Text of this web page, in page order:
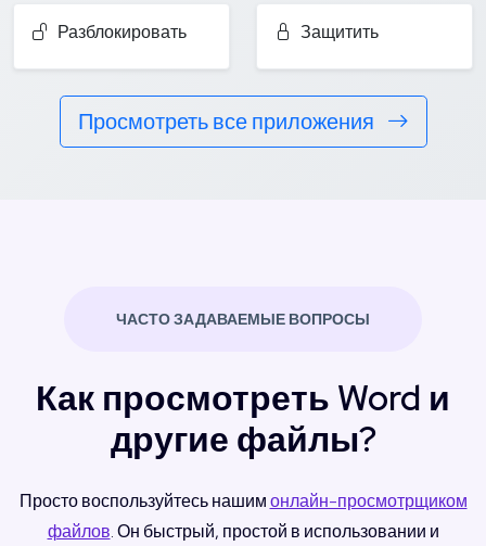
Разблокировать Защитить
Просмотреть все приложения
ЧАСТО ЗАДАВАЕМЫЕ ВОПРОСЫ
Как просмотреть Word и
другие файлы?
Просто воспользуйтесь нашимонлайн-просмотрщиком
файлов. Он быстрый, простой в использовании и